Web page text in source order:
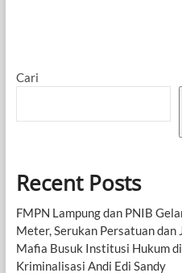
Cari
Recent Posts
FMPN Lampung dan PNIB
Meter, Serukan Persatuan dan
Mafia Busuk Institusi Hukum
Kriminalisasi Andi Edi Sandy